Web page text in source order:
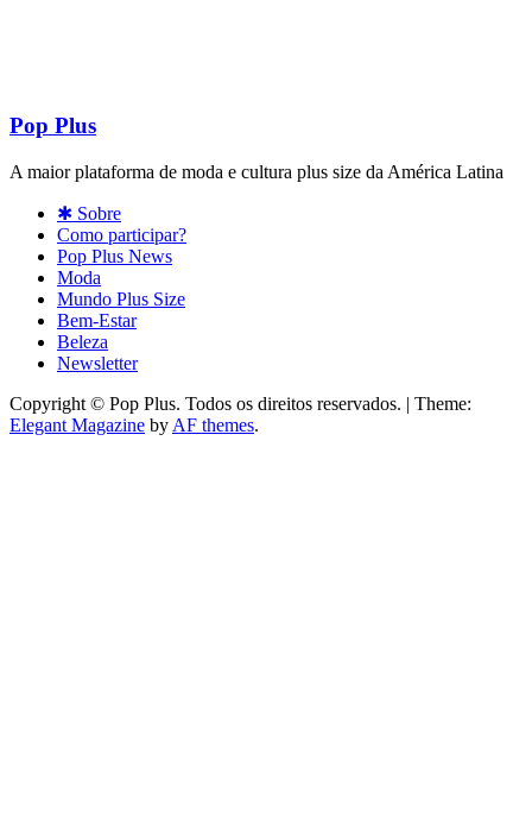
Pop Plus
A maior plataforma de moda e cultura plus size da América Latina
✱ Sobre
Como participar?
Pop Plus News
Moda
Mundo Plus Size
Bem-Estar
Beleza
Newsletter
Copyright © Pop Plus. Todos os direitos reservados. | Theme:
Elegant Magazine by AF themes.